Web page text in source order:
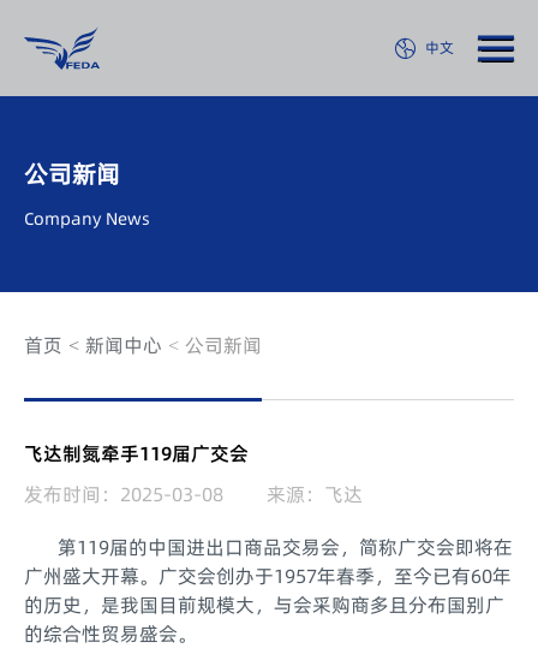
中文
公司新闻
Company News
首页 新闻中心 公司新闻
飞达制氮牵手119届广交会
发布时间：2025-03-08
来源：飞达
第119届的中国进出口商品交易会，简称广交会即将在
广州盛大开幕。广交会创办于1957年春季，至今已有60年
的历史，是我国目前规模大，与会采购商多且分布国别广
的综合性贸易盛会。